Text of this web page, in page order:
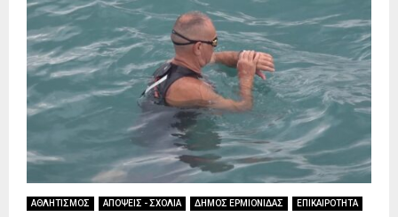
ΑΘΛΗΤΙΣΜΟΣ ΑΠΟΨΕΙΣ - ΣΧΟΛΙΑ ΔΗΜΟΣ ΕΡΜΙΟΝΙΔΑΣ ΕΠΙΚΑΙΡΟΤΗΤΑ